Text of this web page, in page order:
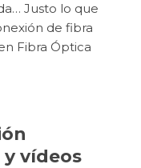
Justo lo que
de fibra
Fibra Óptica
vídeos